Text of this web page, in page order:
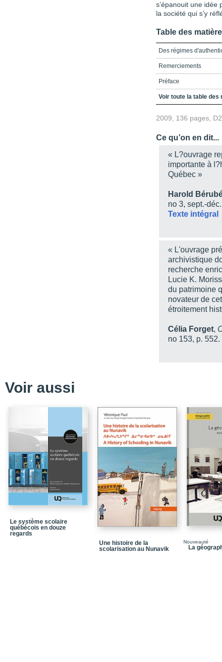
s’épanouit une idée
la société qui s’y
Table des
Des régimes
Remerciements
Préface
Introduction
Caractère cyclique
Deuxième Partie
Naissance du
L'intention du
L'Autre, le long des
Les [vieilles] reliques
De la re-présentation
Pour en revenir aux
Table des matières
Voir toute la table des
2009, 136 pages,
Ce qu’on en dit...
« L?ouvrage
importante à
Québec »
Harold
no 3, sept.-déc.
Texte intégral
« L'ouvrage
archivistique
recherche
Lucie K.
du patrimoine
novateur de
étroitement
Célia Forget,
no 153, p. 552.
Voir aussi
Le système scolaire
québécois en douze
regards
Une histoire de la
scolarisation au Nunavik
Nouveauté
La